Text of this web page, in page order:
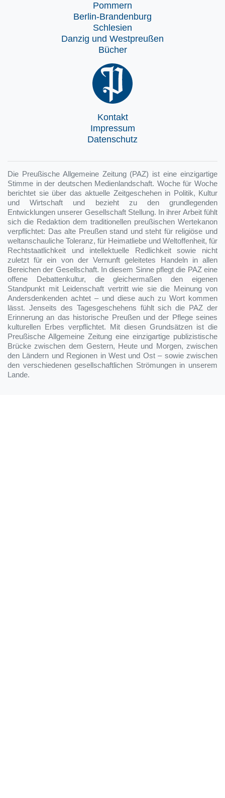
Pommern
Berlin-Brandenburg
Schlesien
Danzig und Westpreußen
Bücher
Kontakt
Impressum
Datenschutz
Die Preußische Allgemeine Zeitung (PAZ) ist eine einzigartige
Stimme in der deutschen Medienlandschaft. Woche für Woche
berichtet sie über das aktuelle Zeitgeschehen in Politik, Kultur
und Wirtschaft und bezieht zu den grundlegenden
Entwicklungen unserer Gesellschaft Stellung. In ihrer Arbeit fühlt
sich die Redaktion dem traditionellen preußischen Wertekanon
verpflichtet: Das alte Preußen stand und steht für religiöse und
weltanschauliche Toleranz, für Heimatliebe und Weltoffenheit, für
Rechtstaatlichkeit und intellektuelle Redlichkeit sowie nicht
zuletzt für ein von der Vernunft geleitetes Handeln in allen
Bereichen der Gesellschaft. In diesem Sinne pflegt die PAZ eine
offene Debattenkultur, die gleichermaßen den eigenen
Standpunkt mit Leidenschaft vertritt wie sie die Meinung von
Andersdenkenden achtet – und diese auch zu Wort kommen
lässt. Jenseits des Tagesgeschehens fühlt sich die PAZ der
Erinnerung an das historische Preußen und der Pflege seines
kulturellen Erbes verpflichtet. Mit diesen Grundsätzen ist die
Preußische Allgemeine Zeitung eine einzigartige publizistische
Brücke zwischen dem Gestern, Heute und Morgen, zwischen
den Ländern und Regionen in West und Ost – sowie zwischen
den verschiedenen gesellschaftlichen Strömungen in unserem
Lande.